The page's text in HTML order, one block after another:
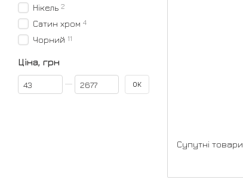
Нікель 2
Сатин хром 4
Чорний 11
Ціна, грн
Від Ціна, грн
До Ціна, грн ОК